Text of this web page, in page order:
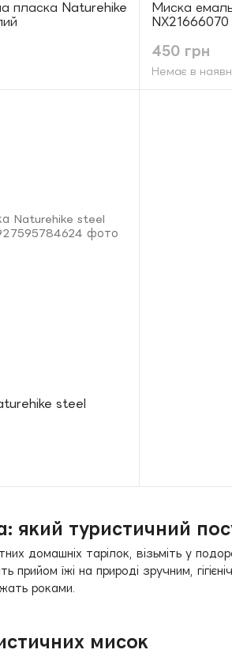
який туристичний
домашніх тарілок, візьміть у
прийом їжі на природі зручним,
роками.
мисок
пласка Naturehike
Миска
450 грн
Немає в
steel